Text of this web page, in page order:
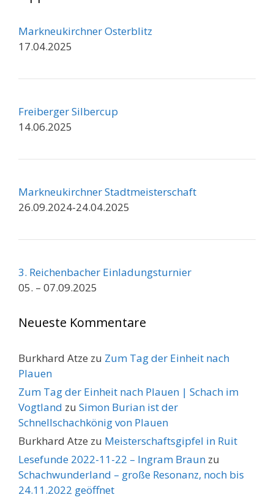
Markneukirchner Osterblitz
17.04.2025
Freiberger Silbercup
14.06.2025
Markneukirchner Stadtmeisterschaft
26.09.2024-24.04.2025
3. Reichenbacher Einladungsturnier
05. – 07.09.2025
Neueste Kommentare
Burkhard Atze zu Zum Tag der Einheit nach
Plauen
Zum Tag der Einheit nach Plauen | Schach im
Vogtland zu Simon Burian ist der
Schnellschachkönig von Plauen
Burkhard Atze zu Meisterschaftsgipfel in Ruit
Lesefunde 2022-11-22 – Ingram Braun zu
Schachwunderland – große Resonanz, noch bis
24.11.2022 geöffnet